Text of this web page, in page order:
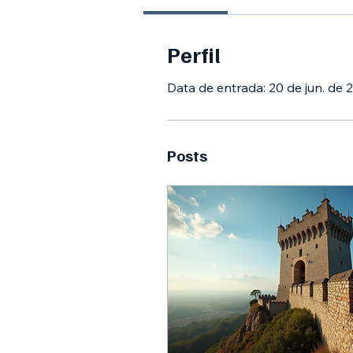
Perfil
Data de entrada: 20 de jun. de
Posts